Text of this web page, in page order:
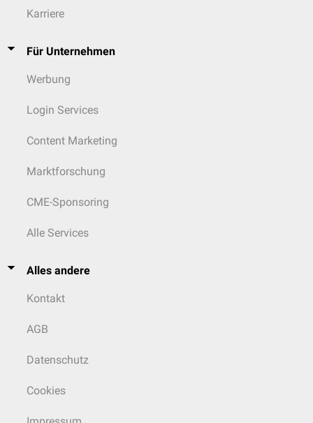
Karriere
Für Unternehmen
Werbung
Login Services
Content Marketing
Marktforschung
CME-Sponsoring
Alle Services
Alles andere
Kontakt
AGB
Datenschutz
Cookies